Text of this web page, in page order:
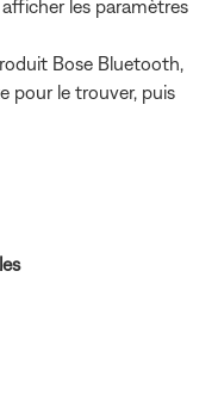
les paramètres
Bose Bluetooth,
pour le trouver, puis